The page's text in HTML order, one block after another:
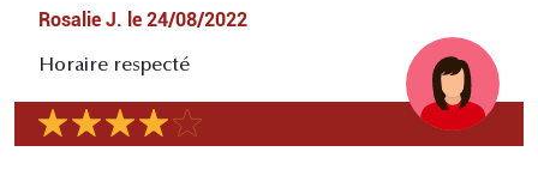
Rosalie J. le 24/08/2022
Horaire respecté